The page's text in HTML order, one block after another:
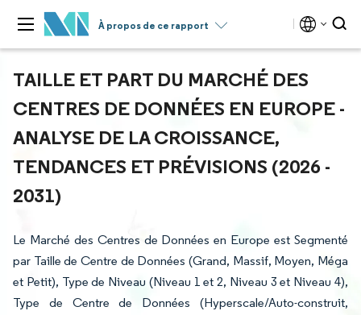
À propos de ce rapport
TAILLE ET PART DU MARCHÉ DES
CENTRES DE DONNÉES EN EUROPE -
ANALYSE DE LA CROISSANCE,
TENDANCES ET PRÉVISIONS (2026 -
2031)
Le Marché des Centres de Données en Europe est Segmenté
par Taille de Centre de Données (Grand, Massif, Moyen, Méga
et Petit), Type de Niveau (Niveau 1 et 2, Niveau 3 et Niveau 4),
Type de Centre de Données (Hyperscale/Auto-construit,